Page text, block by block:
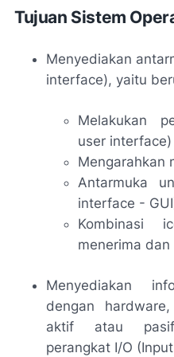
Tujuan Sistem
Menyediakan
interface), yaitu
Melakukan
user
Mengarahkan
Antarmuka
interface -
Kombinasi
menerima
Menyediakan
dengan
aktif atau
perangkat I/O